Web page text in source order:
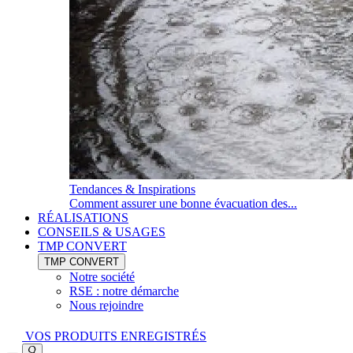
Tendances & Inspirations
Comment assurer une bonne évacuation des...
RÉALISATIONS
CONSEILS & USAGES
TMP CONVERT
TMP CONVERT
Notre société
RSE : notre démarche
Nous rejoindre
VOS PRODUITS ENREGISTRÉS